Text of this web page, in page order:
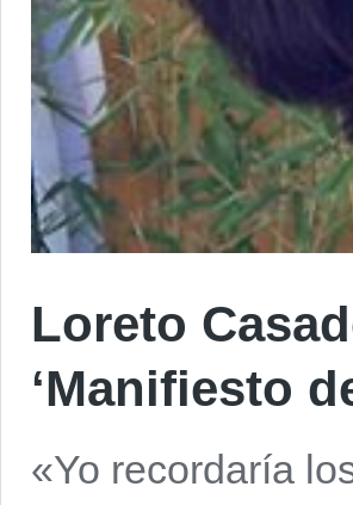
Loreto
‘Manifiesto
«Yo recordaría